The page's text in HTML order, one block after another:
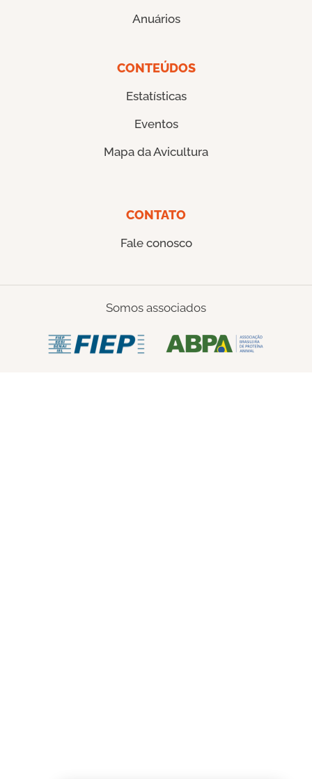
Anuários
CONTEÚDOS
Estatísticas
Eventos
Mapa da Avicultura
CONTATO
Fale conosco
Somos associados